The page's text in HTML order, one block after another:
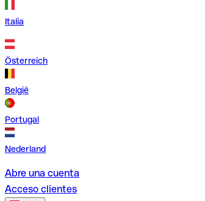
Italia
Österreich
België
Portugal
Nederland
Abre una cuenta
Acceso clientes